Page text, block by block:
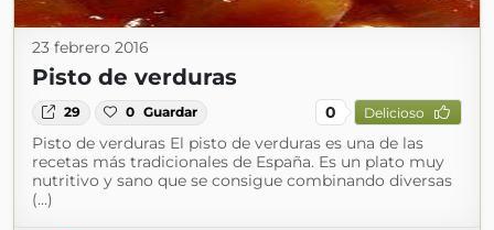
23 febrero 2016
Pisto de verduras
29 0 Guardar 0 Delicioso
Pisto de verduras El pisto de verduras es una de las
recetas más tradicionales de España. Es un plato muy
nutritivo y sano que se consigue combinando diversas
(...)